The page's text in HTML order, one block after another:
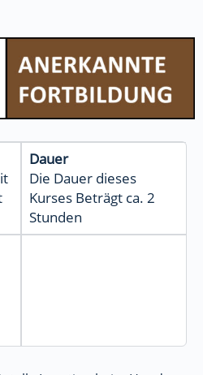
Dauer
Die Dauer dieses
Kurses Beträgt ca. 2
Stunden